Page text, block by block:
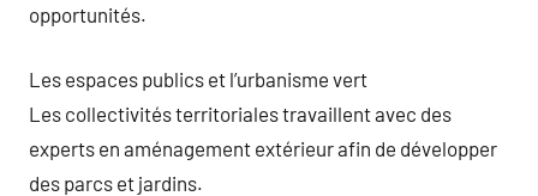
opportunités.
Les espaces publics et l’urbanisme vert
Les collectivités territoriales travaillent avec des
experts en aménagement extérieur afin de développer
des parcs et jardins.